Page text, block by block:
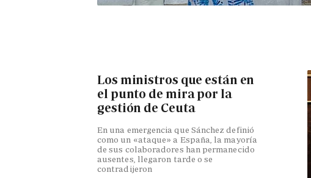
Los ministros que están en
el punto de mira por la
gestión de Ceuta
En una emergencia que Sánchez definió
como un «ataque» a España, la mayoría
de sus colaboradores han permanecido
ausentes, llegaron tarde o se
contradijeron